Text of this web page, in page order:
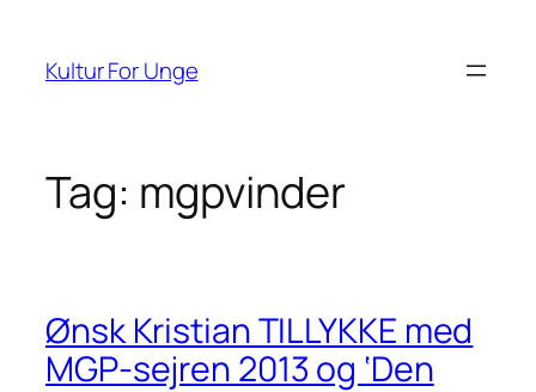
indhold
Kultur For Unge
Tag: mgpvinder
Ønsk Kristian TILLYKKE med
MGP-sejren 2013 og ‘Den